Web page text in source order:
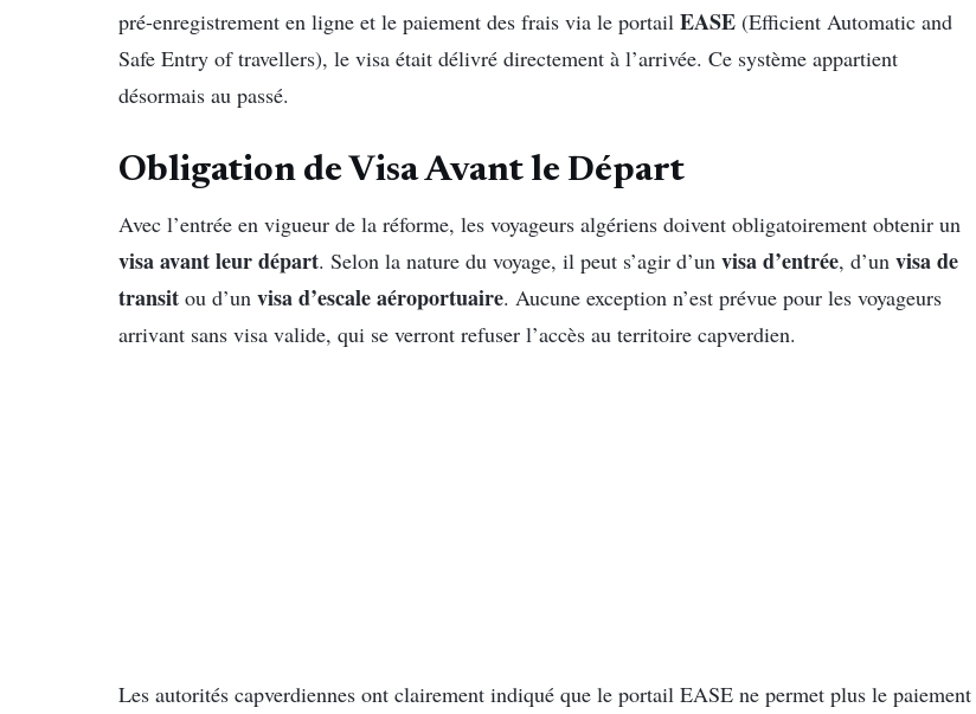
pré-enregistrement en ligne et le paiement des frais via le portail EASE (Efficient Automatic and
Safe Entry of travellers), le visa était délivré directement à l’arrivée. Ce système appartient
désormais au passé.
Obligation de Visa Avant le Départ
Avec l’entrée en vigueur de la réforme, les voyageurs algériens doivent obligatoirement obtenir un
visa avant leur départ. Selon la nature du voyage, il peut s’agir d’un visa d’entrée, d’un visa de
transit ou d’un visa d’escale aéroportuaire. Aucune exception n’est prévue pour les voyageurs
arrivant sans visa valide, qui se verront refuser l’accès au territoire capverdien.
Les autorités capverdiennes ont clairement indiqué que le portail EASE ne permet plus le paiement